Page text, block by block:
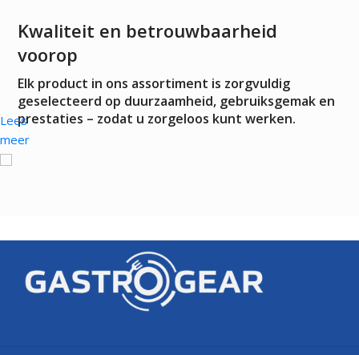
Kwaliteit en betrouwbaarheid
voorop
Elk product in ons assortiment is zorgvuldig
geselecteerd op duurzaamheid, gebruiksgemak en
prestaties – zodat u zorgeloos kunt werken.
Lees
meer